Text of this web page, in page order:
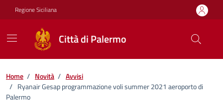
Vai ai contenuti
Vai al footer
Regione Siciliana
Città di Palermo
Home / Novità / Avvisi
/ Ryanair Gesap programmazione voli summer 2021 aeroporto di
Palermo